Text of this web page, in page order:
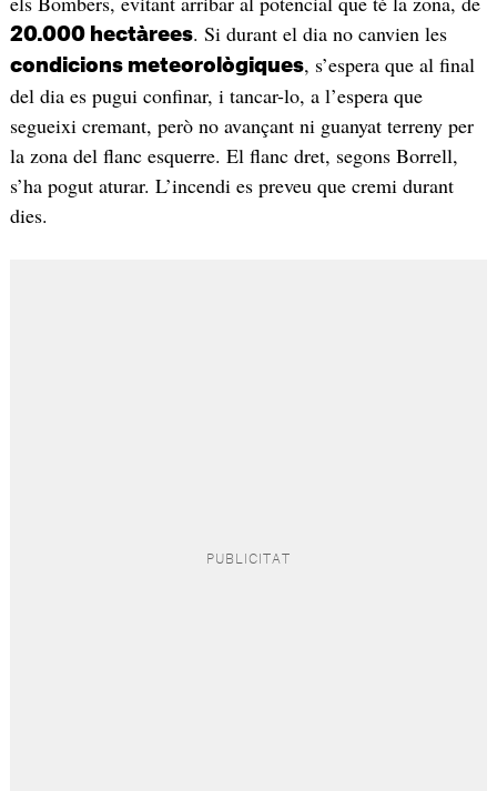
20.000 hectàrees. Si durant el dia no canvien les
condicions meteorològiques, s’espera que al final
del dia es pugui confinar, i tancar-lo, a l’espera que
segueixi cremant, però no avançant ni guanyat terreny per
la zona del flanc esquerre. El flanc dret, segons Borrell,
s’ha pogut aturar. L’incendi es preveu que cremi durant
dies.